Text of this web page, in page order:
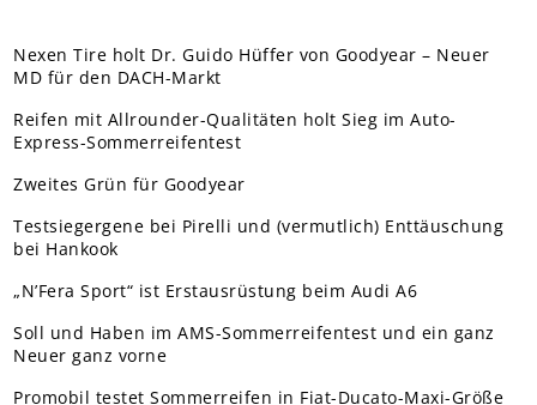
Nexen Tire holt Dr. Guido Hüffer von Goodyear – Neuer
MD für den DACH-Markt
Reifen mit Allrounder-Qualitäten holt Sieg im Auto-
Express-Sommerreifentest
Zweites Grün für Goodyear
Testsiegergene bei Pirelli und (vermutlich) Enttäuschung
bei Hankook
„N’Fera Sport“ ist Erstausrüstung beim Audi A6
Soll und Haben im AMS-Sommerreifentest und ein ganz
Neuer ganz vorne
Promobil testet Sommerreifen in Fiat-Ducato-Maxi-Größe